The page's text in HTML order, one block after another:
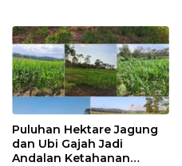
Puluhan Hektare Jagung
dan Ubi Gajah Jadi
Andalan Ketahanan